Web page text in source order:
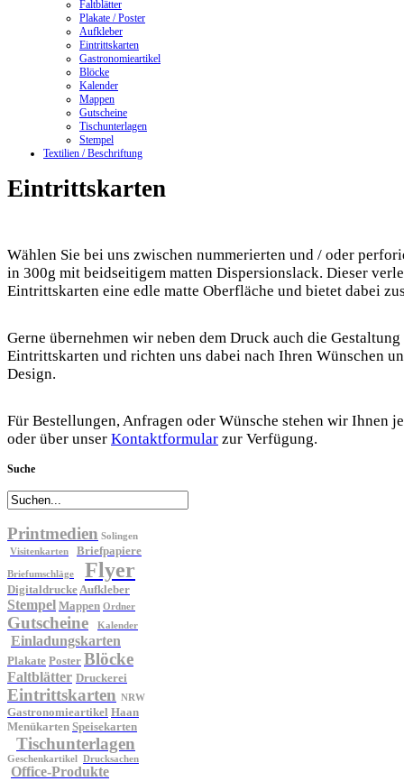
Faltblätter
Plakate / Poster
Aufkleber
Eintrittskarten
Gastronomieartikel
Blöcke
Kalender
Mappen
Gutscheine
Tischunterlagen
Stempel
Textilien / Beschriftung
Eintrittskarten
Wählen Sie bei uns zwischen nummerierten und / oder
in 300g mit beidseitigem matten Dispersionslack. Dieser
Eintrittskarten eine edle matte Oberfläche und bietet dabei
Gerne übernehmen wir neben dem Druck auch die
Eintrittskarten und richten uns dabei nach Ihren Wünschen
Design.
Für Bestellungen, Anfragen oder Wünsche stehen wir Ihnen
oder über unser Kontaktformular zur Verfügung.
Suche
Printmedien Solingen
Visitenkarten
Briefpapiere
Briefumschläge Flyer
DigitaldruckeAufkleber
Stempel Mappen Ordner
Gutscheine Kalender
Einladungskarten
Plakate Poster Blöcke
Faltblätter Druckerei
Eintrittskarten NRW
Gastronomieartikel Haan
Menükarten Speisekarten
Tischunterlagen
Geschenkartikel Drucksachen
Office-Produkte